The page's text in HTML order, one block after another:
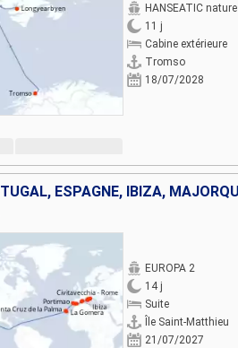
HANSEATIC nature
11 j
Cabine extérieure
Tromso
18/07/2028
EUROPA 2
14 j
Suite
Île Saint-Matthieu
21/07/2027